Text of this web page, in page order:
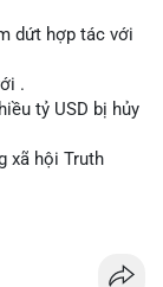
trước khi có
nhận giao dịch
chưa đủ tạo
3 giao dịch
điều chỉnh
dứt hợp tác với
.
tỷ USD bị hủy
xã hội Truth